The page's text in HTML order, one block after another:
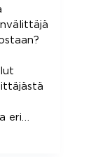
eri…